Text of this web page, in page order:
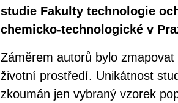
studie Fakulty technologie
chemicko-technologické v
Záměrem autorů bylo
životní prostředí. Unikátnost
zkoumán jen vybraný vzorek